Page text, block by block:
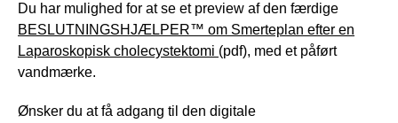
Du har mulighed for at se et preview af den færdige
BESLUTNINGSHJÆLPER™ om Smerteplan efter en
Laparoskopisk cholecystektomi (pdf), med et påført
vandmærke.
Ønsker du at få adgang til den digitale